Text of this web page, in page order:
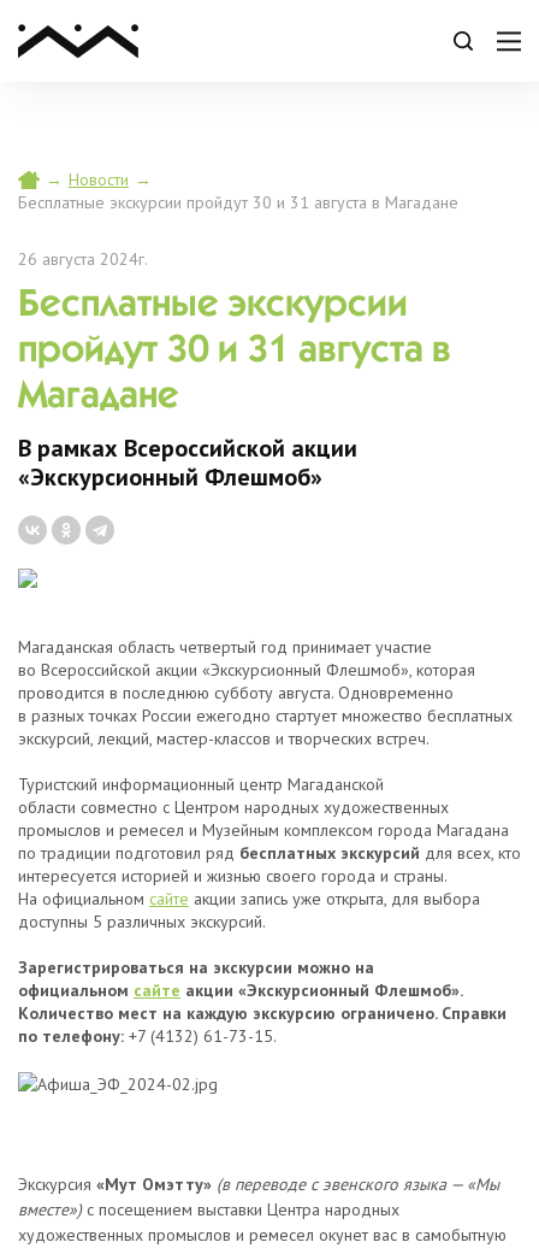
→ Новости →
Бесплатные экскурсии пройдут 30 и 31 августа в Магадане
26 августа 2024г.
Бесплатные экскурсии
пройдут 30 и 31 августа в
Магадане
В рамках Всероссийской акции
«Экскурсионный Флешмоб»
Магаданская область четвертый год принимает участие
во Всероссийской акции «Экскурсионный Флешмоб», которая
проводится в последнюю субботу августа. Одновременно
в разных точках России ежегодно стартует множество бесплатных
экскурсий, лекций, мастер-классов и творческих встреч.
Туристский информационный центр Магаданской
области совместно с Центром народных художественных
промыслов и ремесел и Музейным комплексом города Магадана
по традиции подготовил ряд бесплатных экскурсий для всех, кто
интересуется историей и жизнью своего города и страны.
На официальном сайте акции запись уже открыта, для выбора
доступны 5 различных экскурсий.
Зарегистрироваться на экскурсии можно на
официальном сайте акции «Экскурсионный Флешмоб».
Количество мест на каждую экскурсию ограничено. Справки
по телефону: +7 (4132) 61-73-15.
Экскурсия «Мут Омэтту» (в переводе с эвенского языка — «Мы
вместе»)с посещением выставки Центра народных
художественных промыслов и ремесел окунет вас в самобытную